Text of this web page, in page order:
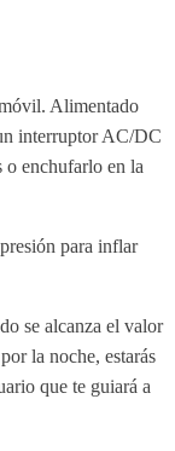
Alimentado
interruptor AC/DC
o enchufarlo en la
para inflar
se alcanza el valor
la noche, estarás
que te guiará a